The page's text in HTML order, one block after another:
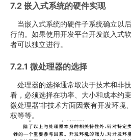
7.2 嵌入式系统的硬件实现
当嵌入式系统的硬件子系统确立以
行的。如果使用开发平台开发嵌入式
者可以独立进行。
7.2.1 微处理器的选择
处理器的选择通常取决于技术和非
看，必须选择在功率、大小和成本约
微处理器‘非技术方面因素有开发环境
权等等。